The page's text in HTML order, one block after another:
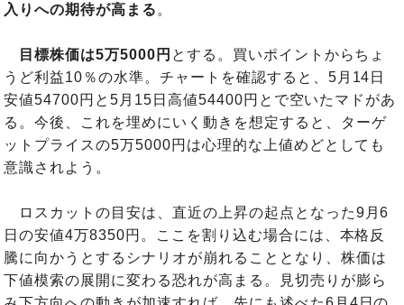
入りへの期待が高まる 。
目標株価は5万5000円 とする。買いポイントからちょ
うど利益10％の水準。チャートを確認すると、5月14日
安値54700円と5月15日高値54400円とで空いたマドがあ
る。今後、これを埋めにいく動きを想定すると、ターゲ
ットプライスの5万5000円は心理的な上値めどとしても
意識されよう。
ロスカットの目安は、直近の上昇の起点となった9月6
日の安値4万8350円。ここを割り込む場合には、本格反
騰に向かうとするシナリオが崩れることとなり、株価は
下値模索の展開に変わる恐れが高まる。見切売りが膨ら